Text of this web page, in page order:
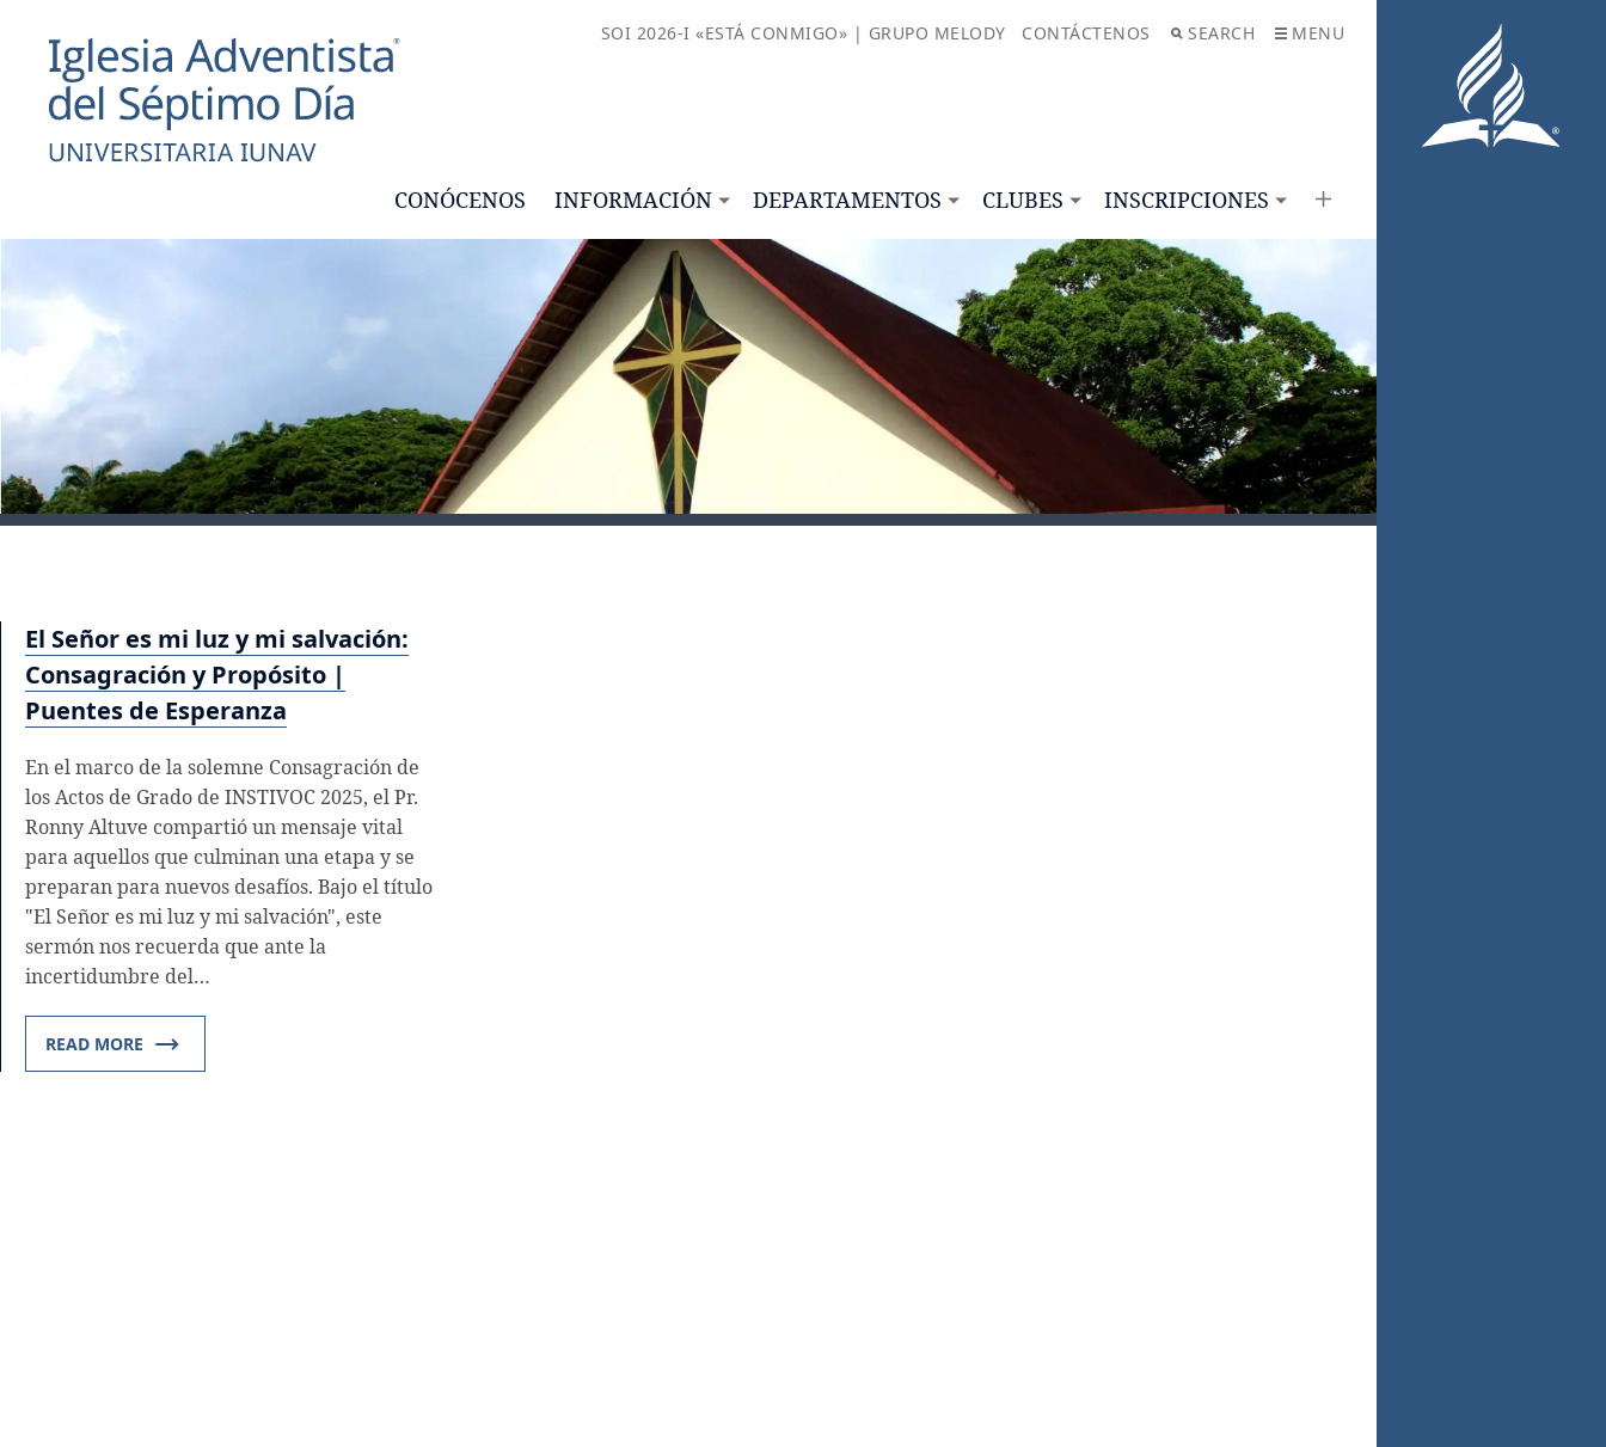
SOI 2026-I «ESTÁ CONMIGO» | GRUPO MELODY CONTÁCTENOS SEARCH MENU
CONÓCENOS INFORMACIÓN DEPARTAMENTOS CLUBES INSCRIPCIONES
El Señor es mi luz y mi salvación:
Consagración y Propósito |
Puentes de Esperanza
En el marco de la solemne Consagración de
los Actos de Grado de INSTIVOC 2025, el Pr.
Ronny Altuve compartió un mensaje vital
para aquellos que culminan una etapa y se
preparan para nuevos desafíos. Bajo el título
"El Señor es mi luz y mi salvación", este
sermón nos recuerda que ante la
incertidumbre del…
READ MORE